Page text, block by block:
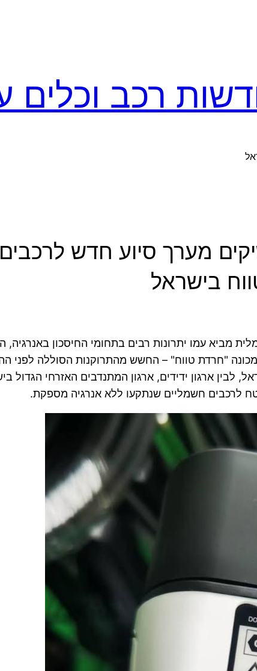
רכב וכלים
מערך סיוע חדש
בישראל
מביא עמו יתרונות רבים בתחומי החיסכון באנרגיה,
"חרדת טווח" – החשש מהתרוקנות הסוללה לפני
לבין ארגון ידידים, ארגון המתנדבים האזרחי
לרכבים חשמליים שנתקעו ללא אנרגיה מספקת.